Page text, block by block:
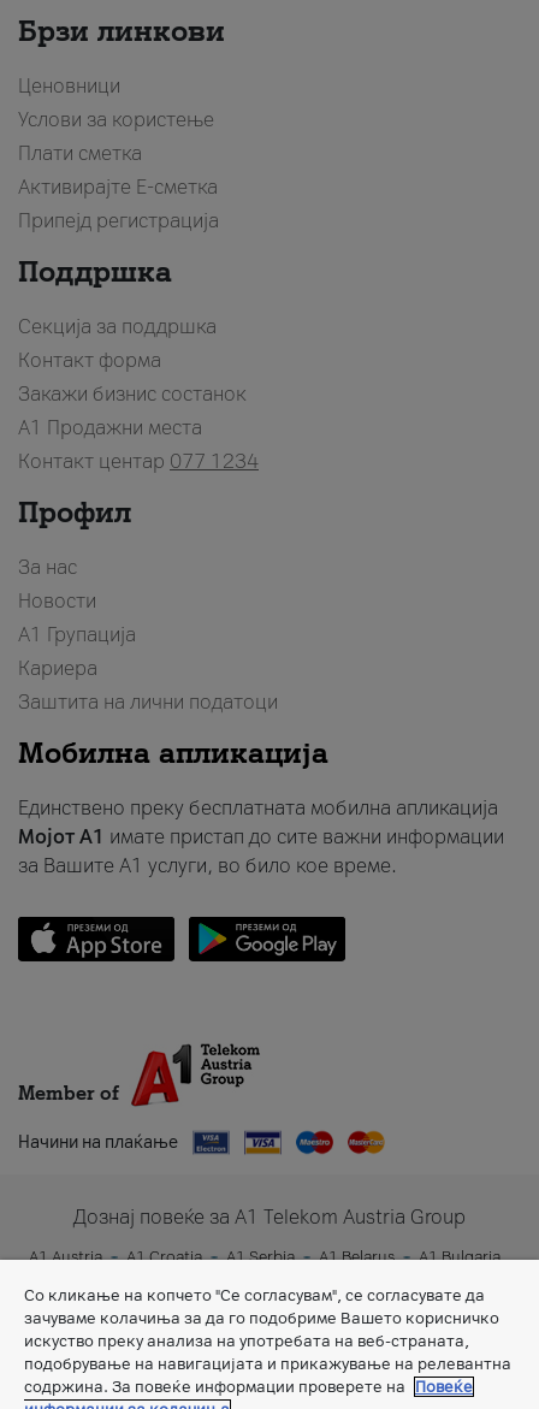
Брзи линкови
Ценовници
Услови за користење
Плати сметка
Активирајте Е-сметка
Припејд регистрација
Поддршка
Секција за поддршка
Контакт форма
Закажи бизнис состанок
A1 Продажни места
Контакт центар 077 1234
Профил
За нас
Новости
А1 Групација
Кариера
Заштита на лични податоци
Мобилна апликација
Единствено преку бесплатната мобилна апликација
Мојот A1 имате пристап до сите важни информации
за Вашите A1 услуги, во било кое време.
Member of
Начини на плаќање
Дознај повеќе за A1 Telekom Austria Group
A1 Austria A1 Croatia A1 Serbia A1 Belarus
A1 Bulgaria
Со кликање на копчето "Се согласувам", се согласувате да
зачуваме колачиња за да го подобриме Вашето корисничко
искуство преку анализа на употребата на веб-страната,
подобрување на навигацијата и прикажување на релевантна
содржина. За повеќе информации проверете на
Повеќе